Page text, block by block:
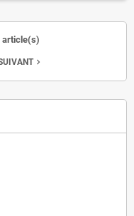
article(s)
navigate_next